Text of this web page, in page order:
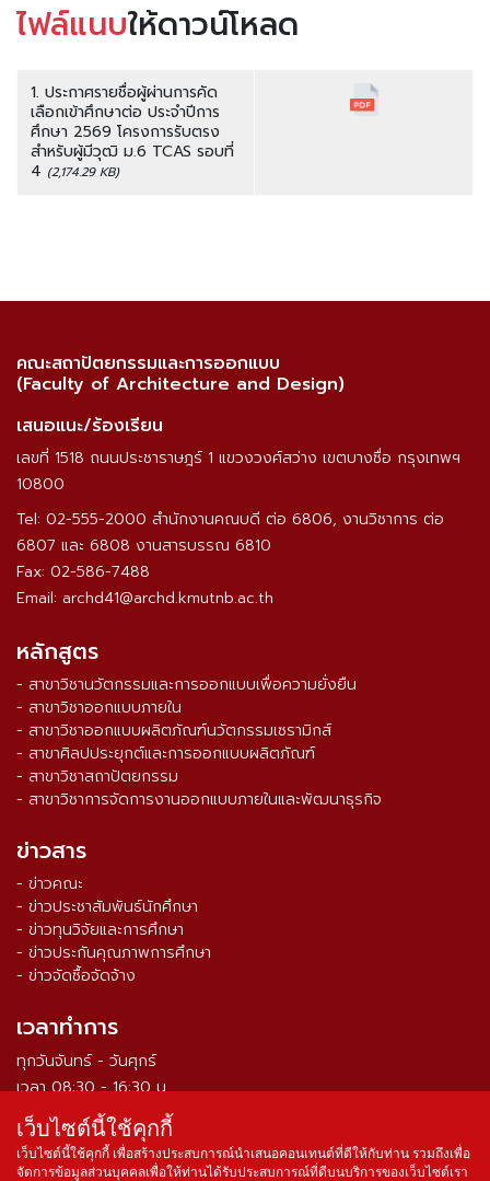
ไฟล์แนบให้ดาวน์โหลด
1. ประกาศรายชื่อผู้ผ่านการคัด
เลือกเข้าศึกษาต่อ ประจำปีการ
ศึกษา 2569 โครงการรับตรง
สำหรับผู้มีวุฒิ ม.6 TCAS รอบที่
4 (2,174.29 KB)
คณะสถาปัตยกรรมและการออกแบบ
(Faculty of Architecture and Design)
เสนอแนะ/ร้องเรียน
เลขที่ 1518 ถนนประชาราษฎร์ 1 แขวงวงศ์สว่าง เขตบางซื่อ กรุงเทพฯ
10800
Tel: 02-555-2000 สำนักงานคณบดี ต่อ 6806, งานวิชาการ ต่อ
6807 และ 6808 งานสารบรรณ 6810
Fax: 02-586-7488
Email: archd41@archd.kmutnb.ac.th
หลักสูตร
- สาขาวิชานวัตกรรมและการออกแบบเพื่อความยั่งยืน
- สาขาวิชาออกแบบภายใน
- สาขาวิชาออกแบบผลิตภัณฑ์นวัตกรรมเซรามิกส์
- สาขาศิลปประยุกต์และการออกแบบผลิตภัณฑ์
- สาขาวิชาสถาปัตยกรรม
- สาขาวิชาการจัดการงานออกแบบภายในและพัฒนาธุรกิจ
ข่าวสาร
- ข่าวคณะ
- ข่าวประชาสัมพันธ์นักศึกษา
- ข่าวทุนวิจัยและการศึกษา
- ข่าวประกันคุณภาพการศึกษา
- ข่าวจัดซื้อจัดจ้าง
เวลาทำการ
ทุกวันจันทร์ - วันศุกร์
เวลา 08:30 - 16:30 น.
จำนวนผู้เข้าชม ตั้งแต่วันที่ 16 ส.ค. 2564 0 3 3 9 1 5 3
เว็บไซต์นี้ใช้คุกกี้
เว็บไซต์นี้ใช้คุกกี้ เพื่อสร้างประสบการณ์นำเสนอคอนเทนต์ที่ดีให้กับท่าน รวมถึงเพื่อ
จัดการข้อมูลส่วนบุคคลเพื่อให้ท่านได้รับประสบการณ์ที่ดีบนบริการของเว็บไซต์เรา